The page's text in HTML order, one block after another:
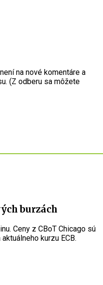
na nové komentáre a
(Z odberu sa môžete
burzách
Ceny z CBoT Chicago sú
kurzu ECB.